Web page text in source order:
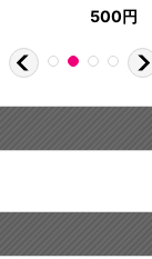
500円